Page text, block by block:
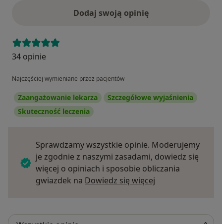
Dodaj swoją opinię
34 opinie
Najczęściej wymieniane przez pacjentów
Zaangażowanie lekarza
Szczegółowe wyjaśnienia
Skuteczność leczenia
Sprawdzamy wszystkie opinie. Moderujemy
je zgodnie z naszymi zasadami, dowiedz się
więcej o opiniach i sposobie obliczania
gwiazdek na Dowiedz się więcej